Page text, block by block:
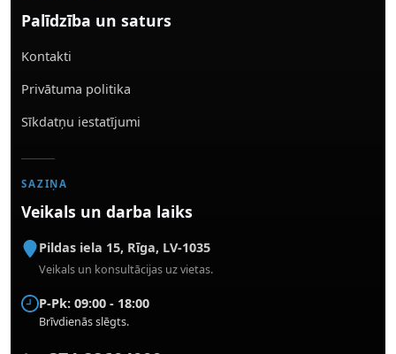
Palīdzība un saturs
Kontakti
Privātuma politika
Sīkdatņu iestatījumi
SAZIŅA
Veikals un darba laiks
Pildas iela 15, Rīga, LV-1035
Veikals un konsultācijas uz vietas.
P-Pk: 09:00 - 18:00
Brīvdienās slēgts.